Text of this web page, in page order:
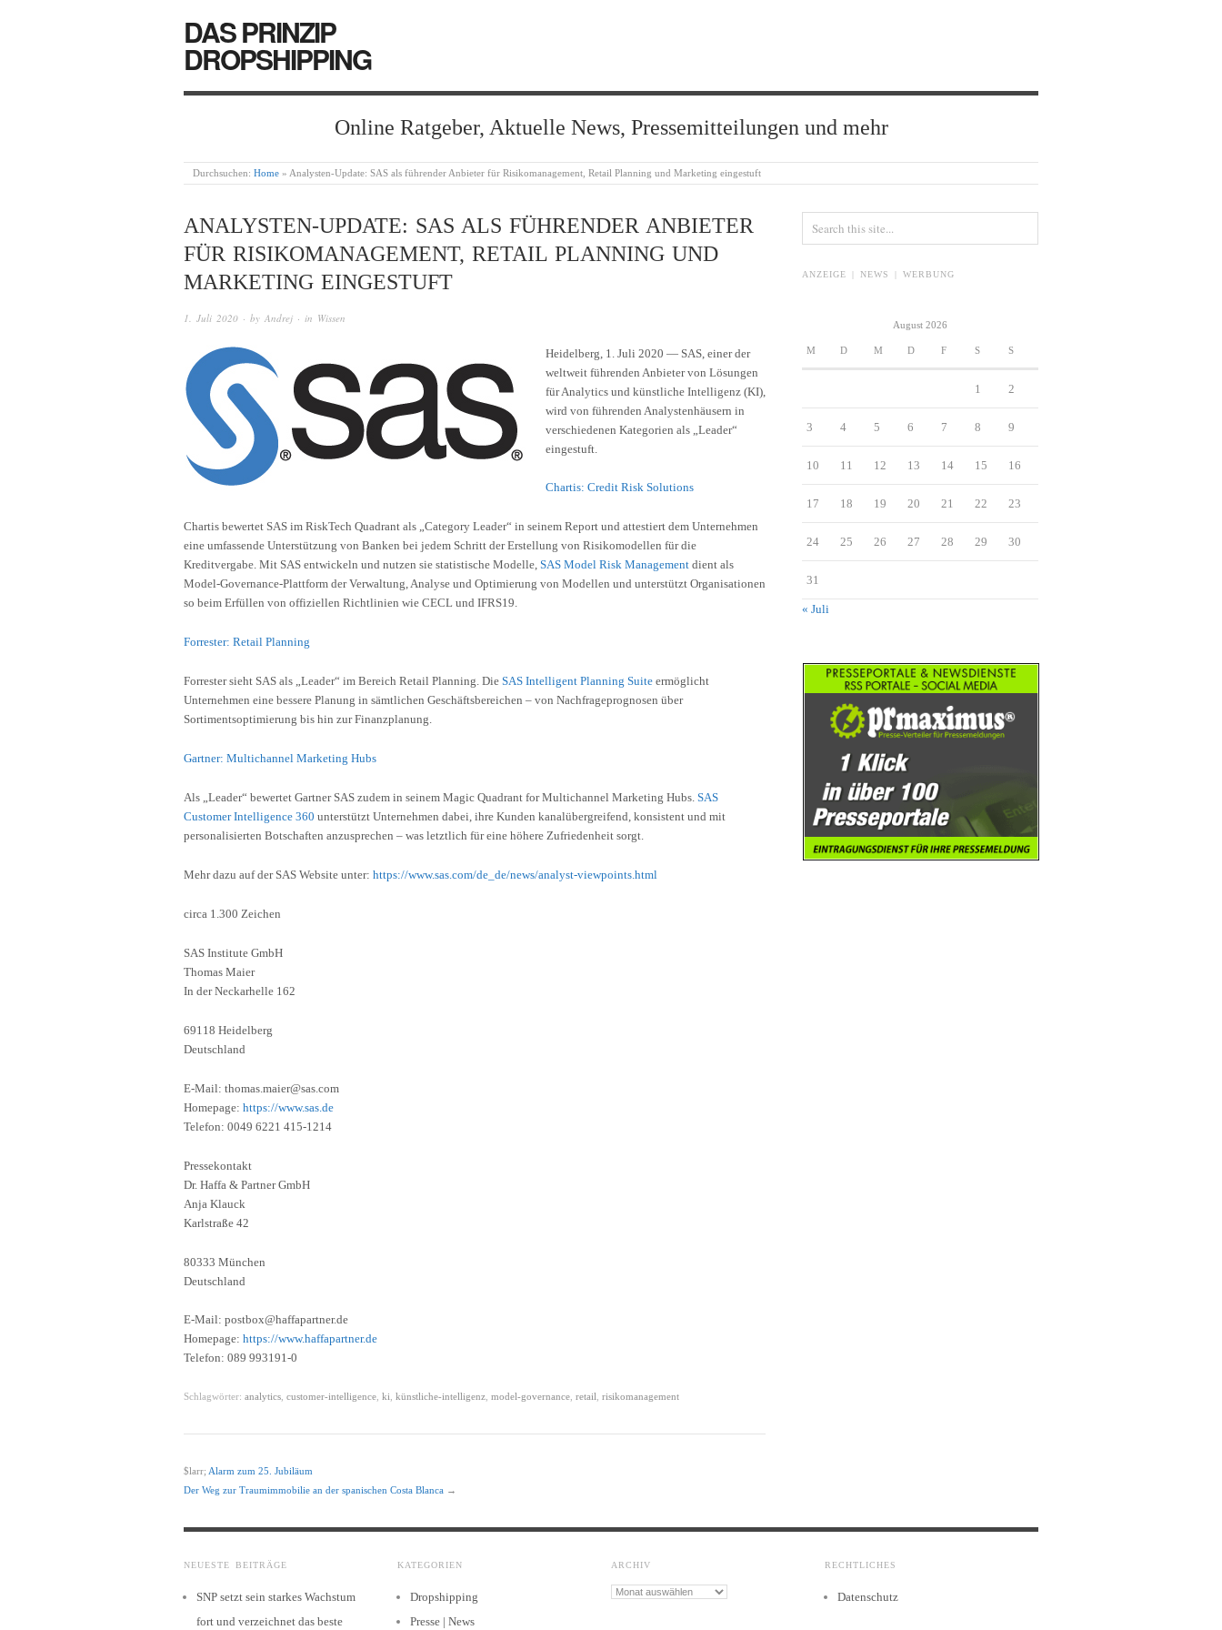
DAS PRINZIP
DROPSHIPPING
Online Ratgeber, Aktuelle News, Pressemitteilungen und mehr
Durchsuchen: Home » Analysten-Update: SAS als führender Anbieter für Risikomanagement, Retail Planning und Marketing eingestuft
ANALYSTEN-UPDATE: SAS ALS FÜHRENDER ANBIETER
FÜR RISIKOMANAGEMENT, RETAIL PLANNING UND
MARKETING EINGESTUFT
1. Juli 2020 · by Andrej · in Wissen
Heidelberg, 1. Juli 2020 — SAS, einer der
weltweit führenden Anbieter von Lösungen
für Analytics und künstliche Intelligenz (KI),
wird von führenden Analystenhäusern in
verschiedenen Kategorien als „Leader“
eingestuft.
Chartis: Credit Risk Solutions
Chartis bewertet SAS im RiskTech Quadrant als „Category Leader“ in seinem Report und attestiert dem Unternehmen
eine umfassende Unterstützung von Banken bei jedem Schritt der Erstellung von Risikomodellen für die
Kreditvergabe. Mit SAS entwickeln und nutzen sie statistische Modelle, SAS Model Risk Management dient als
Model-Governance-Plattform der Verwaltung, Analyse und Optimierung von Modellen und unterstützt Organisationen
so beim Erfüllen von offiziellen Richtlinien wie CECL und IFRS19.
Forrester: Retail Planning
Forrester sieht SAS als „Leader“ im Bereich Retail Planning. Die SAS Intelligent Planning Suite ermöglicht
Unternehmen eine bessere Planung in sämtlichen Geschäftsbereichen – von Nachfrageprognosen über
Sortimentsoptimierung bis hin zur Finanzplanung.
Gartner: Multichannel Marketing Hubs
Als „Leader“ bewertet Gartner SAS zudem in seinem Magic Quadrant for Multichannel Marketing Hubs. SAS
Customer Intelligence 360 unterstützt Unternehmen dabei, ihre Kunden kanalübergreifend, konsistent und mit
personalisierten Botschaften anzusprechen – was letztlich für eine höhere Zufriedenheit sorgt.
Mehr dazu auf der SAS Website unter: https://www.sas.com/de_de/news/analyst-viewpoints.html
circa 1.300 Zeichen
SAS Institute GmbH
Thomas Maier
In der Neckarhelle 162
69118 Heidelberg
Deutschland
E-Mail: thomas.maier@sas.com
Homepage: https://www.sas.de
Telefon: 0049 6221 415-1214
Pressekontakt
Dr. Haffa & Partner GmbH
Anja Klauck
Karlstraße 42
80333 München
Deutschland
E-Mail: postbox@haffapartner.de
Homepage: https://www.haffapartner.de
Telefon: 089 993191-0
Schlagwörter: analytics, customer-intelligence, ki, künstliche-intelligenz, model-governance, retail, risikomanagement
$larr; Alarm zum 25. Jubiläum
Der Weg zur Traumimmobilie an der spanischen Costa Blanca →
ANZEIGE | NEWS | WERBUNG
August 2026
M D M D F S S
1 2
3 4 5 6 7 8 9
10 11 12 13 14 15 16
17 18 19 20 21 22 23
24 25 26 27 28 29 30
31
« Juli
NEUESTE BEITRÄGE
SNP setzt sein starkes Wachstum
fort und verzeichnet das beste
KATEGORIEN
Dropshipping
Presse | News
ARCHIV
Archiv
RECHTLICHES
Datenschutz